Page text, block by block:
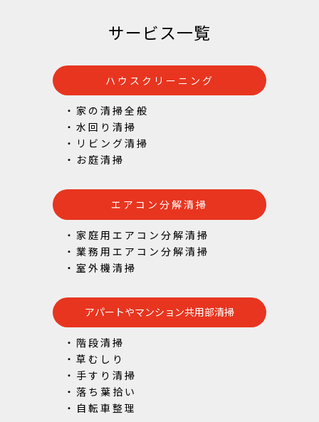
サービス一覧
ハウスクリーニング
・家の清掃全般
・水回り清掃
・リビング清掃
・お庭清掃
エアコン分解清掃
・家庭用エアコン分解清掃
・業務用エアコン分解清掃
・室外機清掃
アパートやマンション共用部清掃
・階段清掃
・草むしり
・手すり清掃
・落ち葉拾い
・自転車整理